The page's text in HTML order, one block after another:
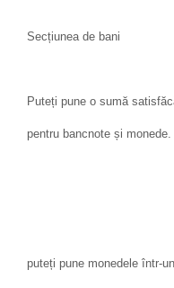
Secțiunea de bani
Puteți pune o sumă
pentru bancnote și monede.
puteți pune monedele într-